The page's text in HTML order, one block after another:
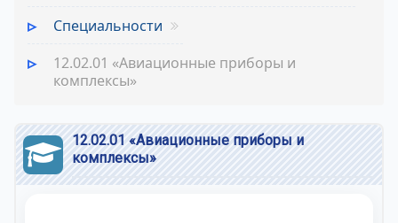
Специальности
12.02.01 «Авиационные приборы и
комплексы»
12.02.01 «Авиационные приборы и
комплексы»